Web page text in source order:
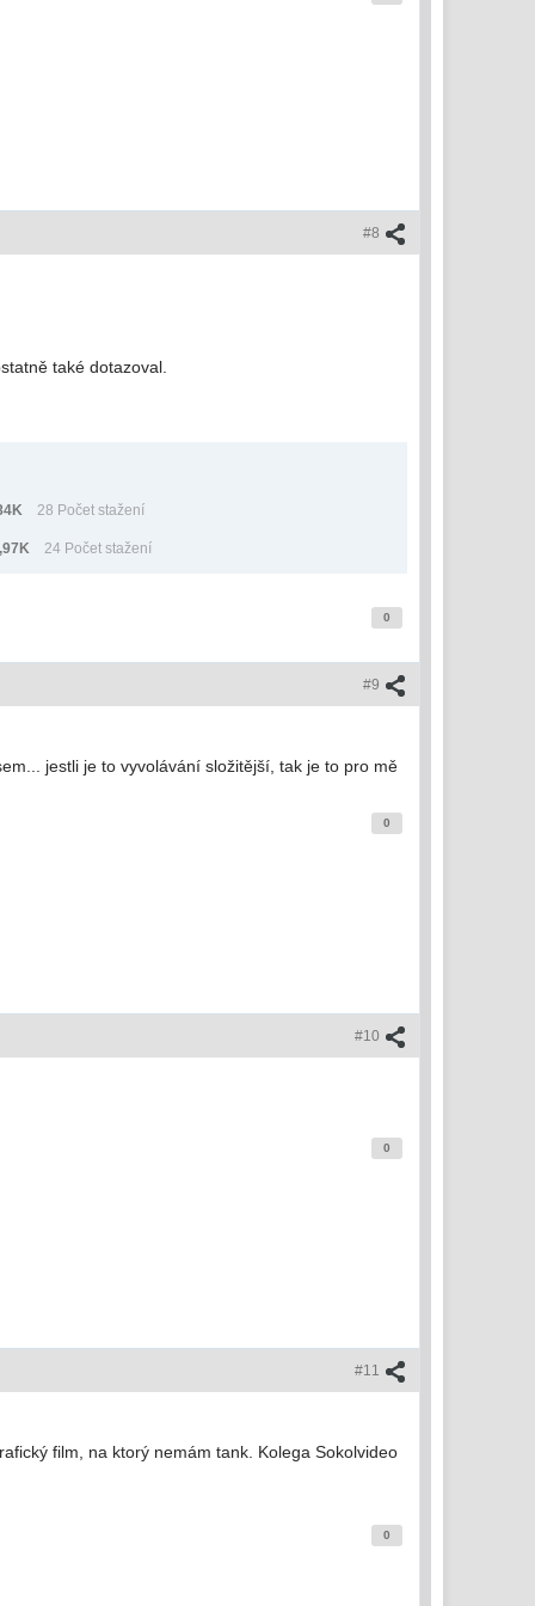
#8
také dotazoval.
28 Počet stažení
24 Počet stažení
0
#9
jestli je to vyvolávání složitější, tak je to pro mě
0
#10
0
#11
film, na ktorý nemám tank. Kolega Sokolvideo
0